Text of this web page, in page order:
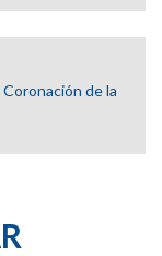
de la